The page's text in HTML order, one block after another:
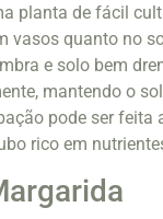
planta de fácil
vasos quanto no
e solo bem
mantendo o
pode ser feita
rico em